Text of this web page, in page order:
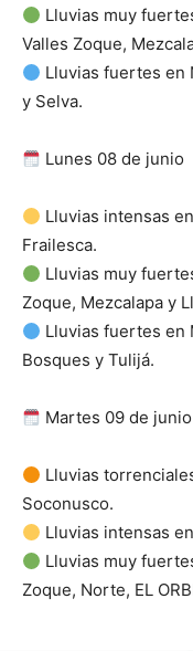
Lluvias muy
Valles Zoque,
Lluvias fuertes en
y Selva.
Lunes 08 de junio
Lluvias intensas
Frailesca.
Lluvias muy
Zoque, Mezcalapa y
Lluvias fuertes en
Bosques y Tulijá.
Martes 09 de junio
Lluvias
Soconusco.
Lluvias intensas
Lluvias muy
Zoque, Norte, EL